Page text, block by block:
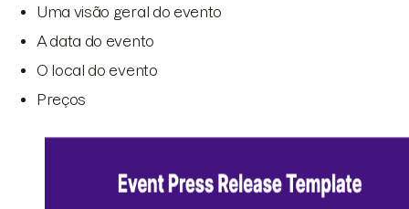
Uma visão geral do evento
A data do evento
O local do evento
Preços